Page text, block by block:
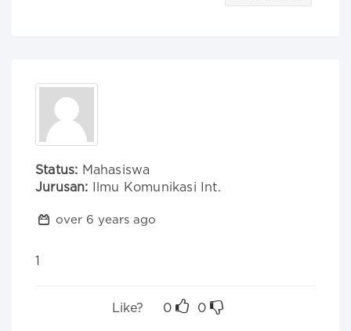
Status: Mahasiswa
Jurusan: Ilmu Komunikasi Int.
over 6 years ago
1
Like? 0 0